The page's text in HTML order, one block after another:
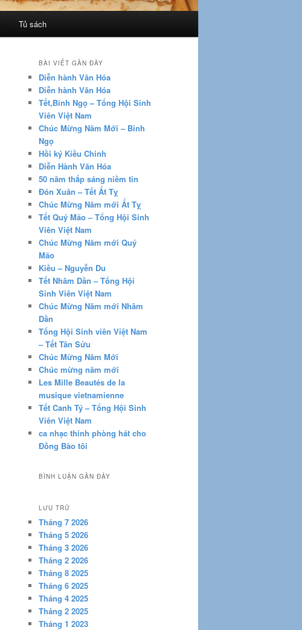
Tủ sách
BÀI VIẾT GẦN ĐÂY
Diễn hành Văn Hóa
Diễn hành Văn Hóa
Tết,Bính Ngọ – Tổng Hội Sinh
Viên Việt Nam
Chúc Mừng Năm Mới – Bính
Ngọ
Hồi ký Kiều Chinh
Diễn Hành Văn Hóa
50 năm thắp sáng niềm tin
Đón Xuân – Tết Ất Tỵ
Chúc Mừng Năm mới Ất Tỵ
Tết Quý Mão – Tổng Hội Sinh
Viên Việt Nam
Chúc Mừng Năm mới Quý
Mão
Kiều – Nguyễn Du
Tết Nhâm Dần – Tổng Hội
Sinh Viên Việt Nam
Chúc Mừng Năm mới Nhâm
Dần
Tổng Hội Sinh viên Việt Nam
– Tết Tân Sửu
Chúc Mừng Năm Mới
Chúc mừng năm mới
Les Mille Beautés de la
musique vietnamienne
Tết Canh Tý – Tổng Hội Sinh
Viên Việt Nam
ca nhạc thính phòng hát cho
Đồng Bào tôi
BÌNH LUẬN GẦN ĐÂY
LƯU TRỮ
Tháng 7 2026
Tháng 5 2026
Tháng 3 2026
Tháng 2 2026
Tháng 8 2025
Tháng 6 2025
Tháng 4 2025
Tháng 2 2025
Tháng 1 2023